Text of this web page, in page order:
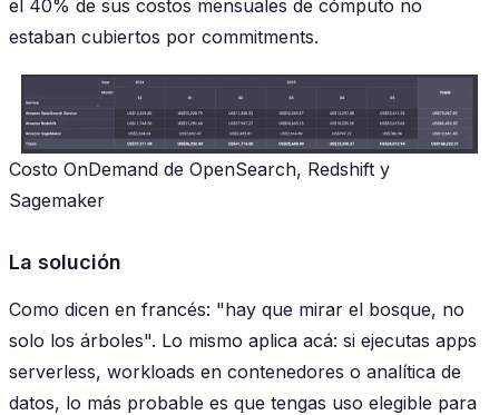
el 40% de sus costos mensuales de cómputo no
estaban cubiertos por commitments.
Costo OnDemand de OpenSearch, Redshift y
Sagemaker
La solución
Como dicen en francés: "hay que mirar el bosque, no
solo los árboles". Lo mismo aplica acá: si ejecutas apps
serverless, workloads en contenedores o analítica de
datos, lo más probable es que tengas uso elegible para